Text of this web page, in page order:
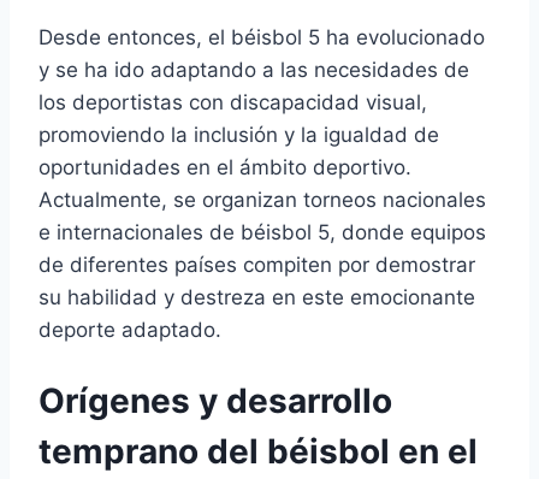
Desde entonces, el béisbol 5 ha evolucionado
y se ha ido adaptando a las necesidades de
los deportistas con discapacidad visual,
promoviendo la inclusión y la igualdad de
oportunidades en el ámbito deportivo.
Actualmente, se organizan torneos nacionales
e internacionales de béisbol 5, donde equipos
de diferentes países compiten por demostrar
su habilidad y destreza en este emocionante
deporte adaptado.
Orígenes y desarrollo
temprano del béisbol en el